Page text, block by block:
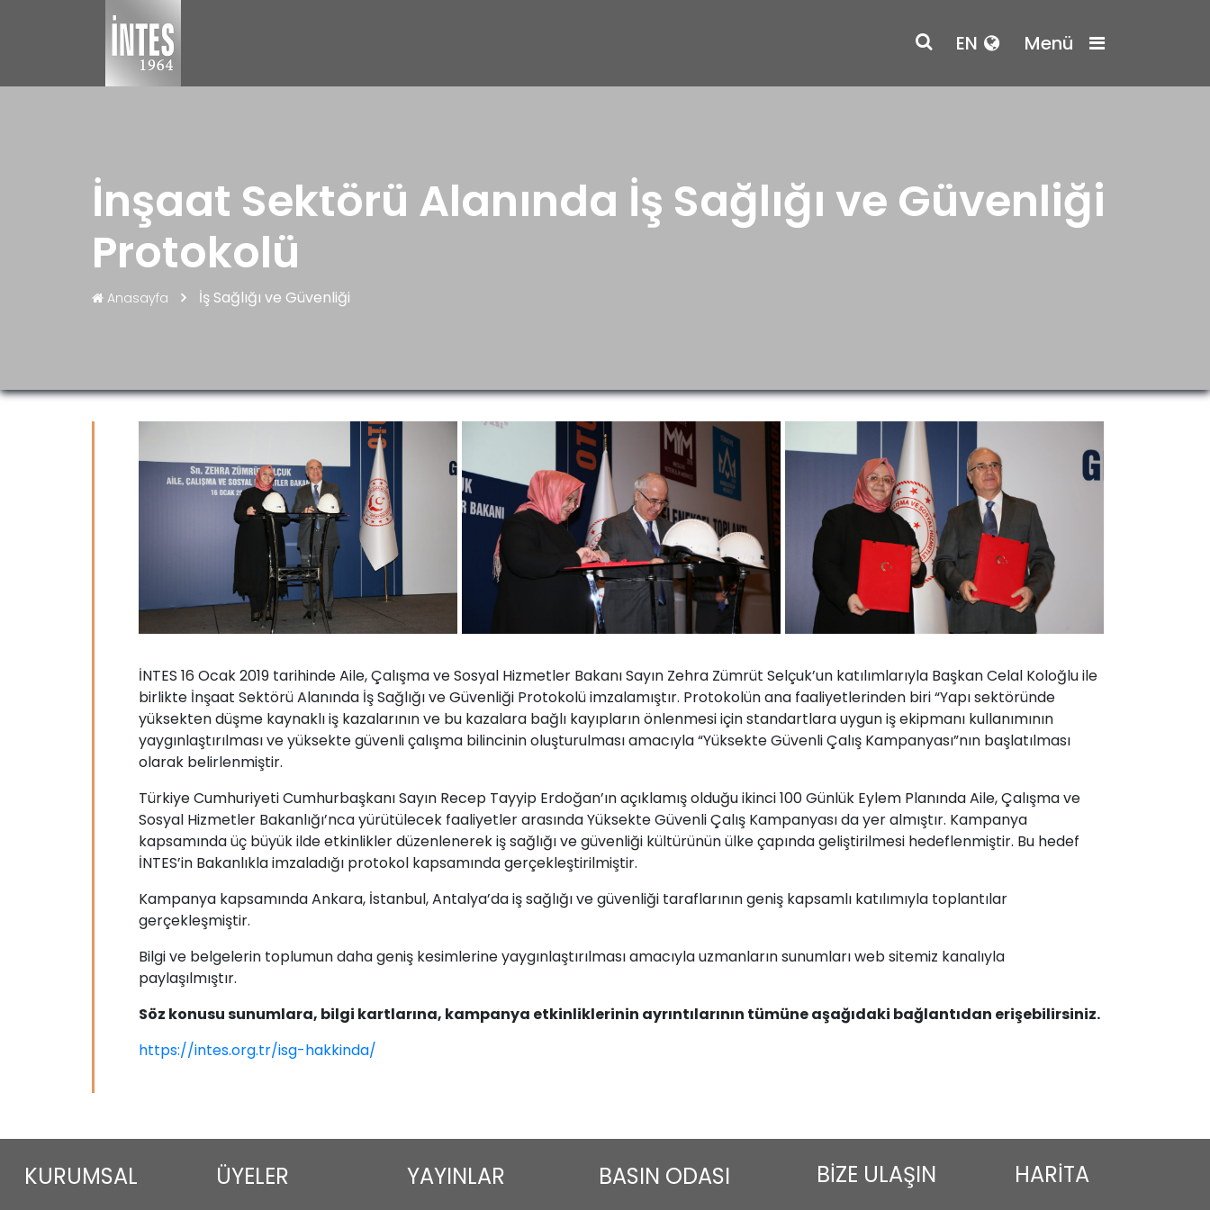
EN Menü
İnşaat Sektörü Alanında İş Sağlığı ve Güvenliği
Protokolü
Anasayfa İş Sağlığı ve Güvenliği
İNTES 16 Ocak 2019 tarihinde Aile, Çalışma ve Sosyal Hizmetler Bakanı Sayın Zehra Zümrüt Selçuk’un katılımlarıyla Başkan Celal Koloğlu ile
birlikte İnşaat Sektörü Alanında İş Sağlığı ve Güvenliği Protokolü imzalamıştır. Protokolün ana faaliyetlerinden biri “Yapı sektöründe
yüksekten düşme kaynaklı iş kazalarının ve bu kazalara bağlı kayıpların önlenmesi için standartlara uygun iş ekipmanı kullanımının
yaygınlaştırılması ve yüksekte güvenli çalışma bilincinin oluşturulması amacıyla “Yüksekte Güvenli Çalış Kampanyası”nın başlatılması
olarak belirlenmiştir.
Türkiye Cumhuriyeti Cumhurbaşkanı Sayın Recep Tayyip Erdoğan’ın açıklamış olduğu ikinci 100 Günlük Eylem Planında Aile, Çalışma ve
Sosyal Hizmetler Bakanlığı’nca yürütülecek faaliyetler arasında Yüksekte Güvenli Çalış Kampanyası da yer almıştır. Kampanya
kapsamında üç büyük ilde etkinlikler düzenlenerek iş sağlığı ve güvenliği kültürünün ülke çapında geliştirilmesi hedeflenmiştir. Bu hedef
İNTES’in Bakanlıkla imzaladığı protokol kapsamında gerçekleştirilmiştir.
Kampanya kapsamında Ankara, İstanbul, Antalya’da iş sağlığı ve güvenliği taraflarının geniş kapsamlı katılımıyla toplantılar
gerçekleşmiştir.
Bilgi ve belgelerin toplumun daha geniş kesimlerine yaygınlaştırılması amacıyla uzmanların sunumları web sitemiz kanalıyla
paylaşılmıştır.
Söz konusu sunumlara, bilgi kartlarına, kampanya etkinliklerinin ayrıntılarının tümüne aşağıdaki bağlantıdan erişebilirsiniz.
https://intes.org.tr/isg-hakkinda/
KURUMSAL ÜYELER YAYINLAR BASIN ODASI BİZE ULAŞIN HARİTA